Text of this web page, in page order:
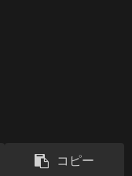
コピー